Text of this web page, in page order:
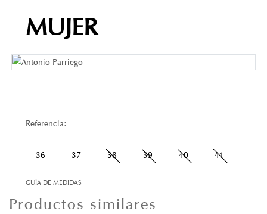
MUJER
Referencia:
36 37 38 39 40 41
GUÍA DE MEDIDAS
Productos similares